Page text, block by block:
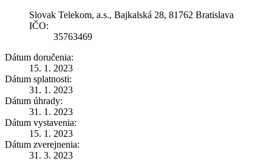
Slovak Telekom, a.s., Bajkalská 28, 81762 Bratislava
IČO:
35763469
Dátum doručenia:
15. 1. 2023
Dátum splatnosti:
31. 1. 2023
Dátum úhrady:
31. 1. 2023
Dátum vystavenia:
15. 1. 2023
Dátum zverejnenia:
31. 3. 2023